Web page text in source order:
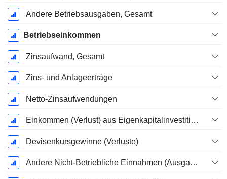
Andere Betriebsausgaben, Gesamt
Betriebseinkommen
Zinsaufwand, Gesamt
Zins- und Anlageerträge
Netto-Zinsaufwendungen
Einkommen (Verlust) aus Eigenkapitalinvestitionen.
Devisenkursgewinne (Verluste)
Andere Nicht-Betriebliche Einnahmen (Ausgaben)